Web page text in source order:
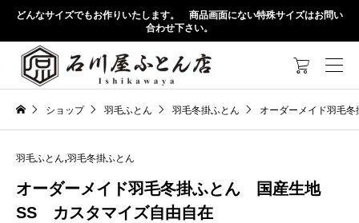
どんなサイズでもお作りいたします。 商品画面にない特殊サイズはお問い
合わせ下さい。

ショップ 羽毛ふとん 羽毛冬掛ふとん オーダーメイド羽毛
羽毛ふとん,羽毛冬掛ふとん
オーダーメイド羽毛冬掛ふとん 国産生地
SS カスタマイズ自由自在